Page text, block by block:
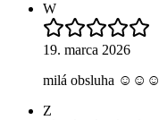
W
19. marca 2026
milá obsluha ☺️☺️☺️
Z